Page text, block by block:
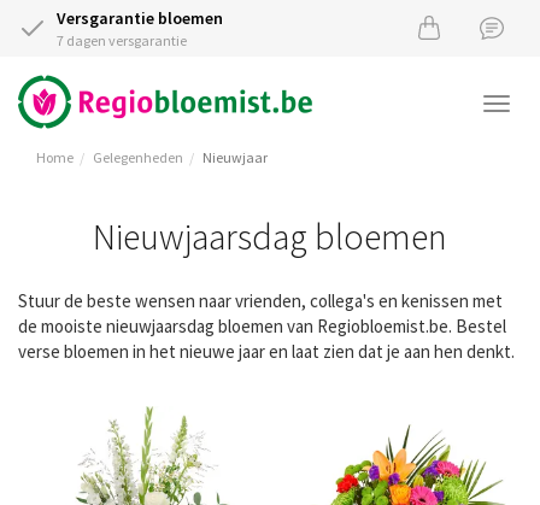
Versgarantie bloemen
7 dagen versgarantie
Home Gelegenheden Nieuwjaar
Nieuwjaarsdag bloemen
Stuur de beste wensen naar vrienden, collega's en kenissen met
de mooiste nieuwjaarsdag bloemen van Regiobloemist.be. Bestel
verse bloemen in het nieuwe jaar en laat zien dat je aan hen denkt.